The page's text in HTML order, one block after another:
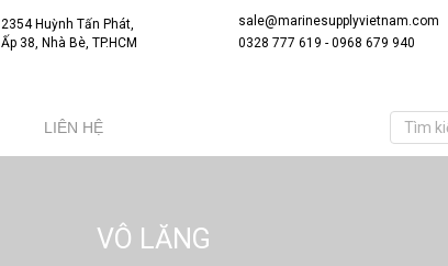
2354 Huỳnh Tấn Phát,
Ấp 38, Nhà Bè, TP.HCM
sale@marinesupplyvietnam.com
0328 777 619 - 0968 679 940
LIÊN HỆ
VÔ LĂNG